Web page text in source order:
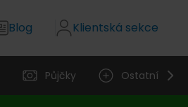
Blog Klientská sekce
Půjčky Ostatní